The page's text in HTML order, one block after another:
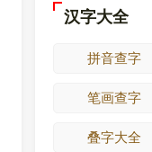
汉字大全
拼音查字
笔画查字
叠字大全